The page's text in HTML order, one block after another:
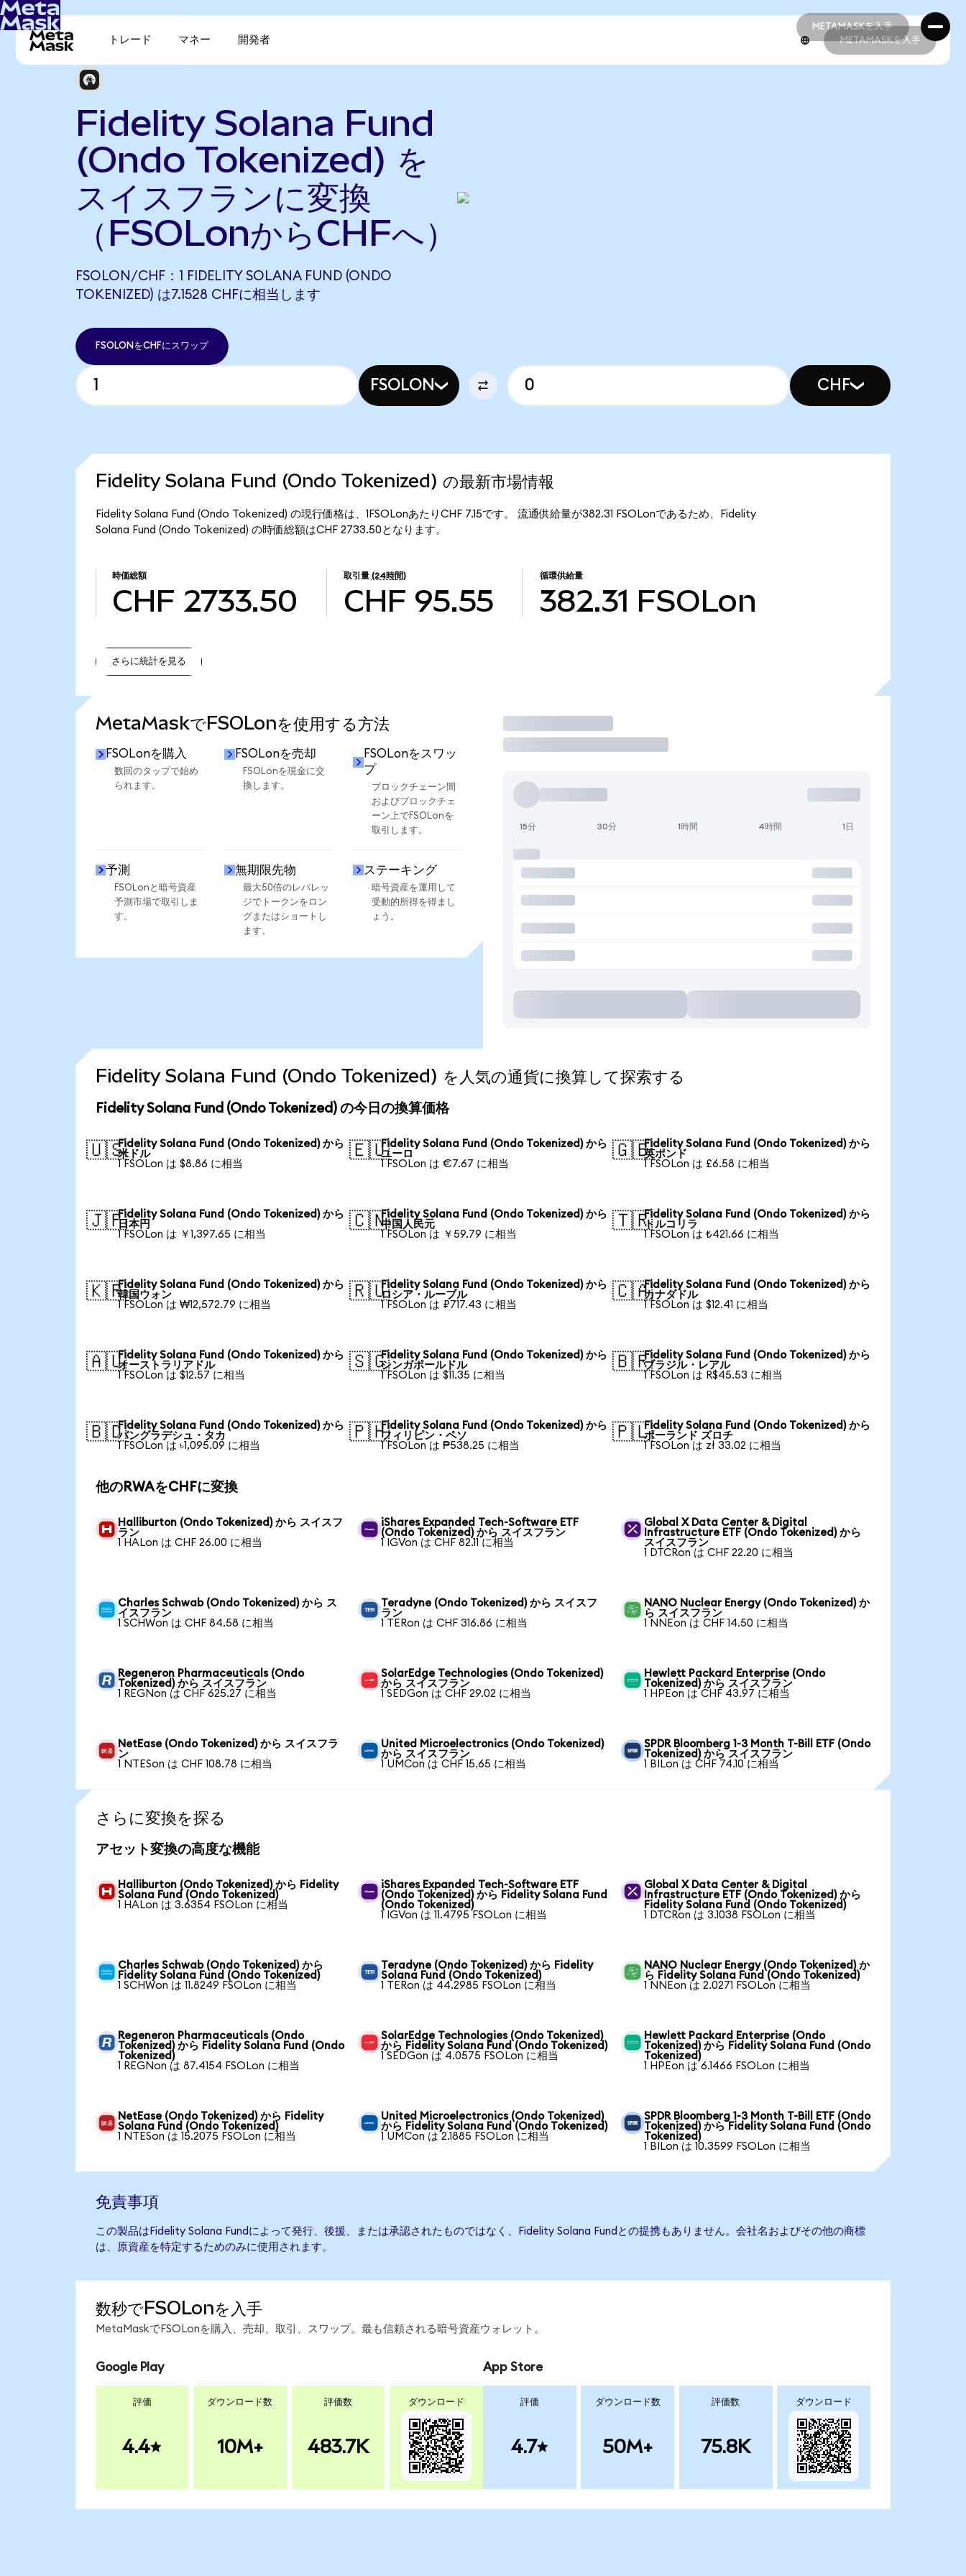
METAMASKを入手
METAMASKを入手
トレード マネー 開発者 METAMASKを入手
Fidelity Solana Fund
(Ondo Tokenized) を
スイスフランに変換
（FSOLonからCHFへ）
FSOLON/CHF：1 FIDELITY SOLANA FUND (ONDO
TOKENIZED) は7.1528 CHFに相当します
FSOLONをCHFにスワップ
FSOLON CHF
Fidelity Solana Fund (Ondo Tokenized) の最新市場情報
Fidelity Solana Fund (Ondo Tokenized) の現行価格は、1FSOLonあたりCHF 7.15です。 流通供給量が382.31 FSOLonであるため、Fidelity
Solana Fund (Ondo Tokenized) の時価総額はCHF 2733.50となります。
時価総額
CHF 2733.50
取引量 (24時間)
CHF 95.55
循環供給量
382.31 FSOLon
さらに統計を見る
MetaMaskでFSOLonを使用する方法
FSOLonを購入
数回のタップで始め
られます。
FSOLonを売却
FSOLonを現金に交
換します。
FSOLonをスワッ
プ
ブロックチェーン間
およびブロックチェ
ーン上でFSOLonを
取引します。
予測
FSOLonと暗号資産
予測市場で取引しま
す。
無期限先物
最大50倍のレバレッ
ジでトークンをロン
グまたはショートし
ます。
ステーキング
暗号資産を運用して
受動的所得を得まし
ょう。
取引
15分 30分 1時間 4時間 1日
Fidelity Solana Fund (Ondo Tokenized) を人気の通貨に換算して探索する
Fidelity Solana Fund (Ondo Tokenized) の今日の換算価格
🇺🇸Fidelity Solana Fund (Ondo Tokenized) から
米ドル
1 FSOLon は $8.86 に相当
🇪🇺Fidelity Solana Fund (Ondo Tokenized) から
ユーロ
1 FSOLon は €7.67 に相当
🇬🇧Fidelity Solana Fund (Ondo Tokenized) から
英ポンド
1 FSOLon は £6.58 に相当
🇯🇵Fidelity Solana Fund (Ondo Tokenized) から
日本円
1 FSOLon は ￥1,397.65 に相当
🇨🇳Fidelity Solana Fund (Ondo Tokenized) から
中国人民元
1 FSOLon は ￥59.79 に相当
🇹🇷Fidelity Solana Fund (Ondo Tokenized) から
トルコリラ
1 FSOLon は ₺421.66 に相当
🇰🇷Fidelity Solana Fund (Ondo Tokenized) から
韓国ウォン
1 FSOLon は ₩12,572.79 に相当
🇷🇺Fidelity Solana Fund (Ondo Tokenized) から
ロシア・ルーブル
1 FSOLon は ₽717.43 に相当
🇨🇦Fidelity Solana Fund (Ondo Tokenized) から
カナダドル
1 FSOLon は $12.41 に相当
🇦🇺Fidelity Solana Fund (Ondo Tokenized) から
オーストラリアドル
1 FSOLon は $12.57 に相当
🇸🇬Fidelity Solana Fund (Ondo Tokenized) から
シンガポールドル
1 FSOLon は $11.35 に相当
🇧🇷Fidelity Solana Fund (Ondo Tokenized) から
ブラジル・レアル
1 FSOLon は R$45.53 に相当
🇧🇩Fidelity Solana Fund (Ondo Tokenized) から
バングラデシュ・タカ
1 FSOLon は ৳1,095.09 に相当
🇵🇭Fidelity Solana Fund (Ondo Tokenized) から
フィリピン・ペソ
1 FSOLon は ₱538.25 に相当
🇵🇱Fidelity Solana Fund (Ondo Tokenized) から
ポーランド ズロチ
1 FSOLon は zł 33.02 に相当
他のRWAをCHFに変換
Halliburton (Ondo Tokenized) から スイスフ
ラン
1 HALon は CHF 26.00 に相当
iShares Expanded Tech-Software ETF
(Ondo Tokenized) から スイスフラン
1 IGVon は CHF 82.11 に相当
Global X Data Center & Digital
Infrastructure ETF (Ondo Tokenized) から
スイスフラン
1 DTCRon は CHF 22.20 に相当
Charles Schwab (Ondo Tokenized) から ス
イスフラン
1 SCHWon は CHF 84.58 に相当
Teradyne (Ondo Tokenized) から スイスフ
ラン
1 TERon は CHF 316.86 に相当
NANO Nuclear Energy (Ondo Tokenized) か
ら スイスフラン
1 NNEon は CHF 14.50 に相当
Regeneron Pharmaceuticals (Ondo
Tokenized) から スイスフラン
1 REGNon は CHF 625.27 に相当
SolarEdge Technologies (Ondo Tokenized)
から スイスフラン
1 SEDGon は CHF 29.02 に相当
Hewlett Packard Enterprise (Ondo
Tokenized) から スイスフラン
1 HPEon は CHF 43.97 に相当
NetEase (Ondo Tokenized) から スイスフラ
ン
1 NTESon は CHF 108.78 に相当
United Microelectronics (Ondo Tokenized)
から スイスフラン
1 UMCon は CHF 15.65 に相当
SPDR Bloomberg 1-3 Month T-Bill ETF (Ondo
Tokenized) から スイスフラン
1 BILon は CHF 74.10 に相当
さらに変換を探る
アセット変換の高度な機能
Halliburton (Ondo Tokenized) から Fidelity
Solana Fund (Ondo Tokenized)
1 HALon は 3.6354 FSOLon に相当
iShares Expanded Tech-Software ETF
(Ondo Tokenized) から Fidelity Solana Fund
(Ondo Tokenized)
1 IGVon は 11.4795 FSOLon に相当
Global X Data Center & Digital
Infrastructure ETF (Ondo Tokenized) から
Fidelity Solana Fund (Ondo Tokenized)
1 DTCRon は 3.1038 FSOLon に相当
Charles Schwab (Ondo Tokenized) から
Fidelity Solana Fund (Ondo Tokenized)
1 SCHWon は 11.8249 FSOLon に相当
Teradyne (Ondo Tokenized) から Fidelity
Solana Fund (Ondo Tokenized)
1 TERon は 44.2985 FSOLon に相当
NANO Nuclear Energy (Ondo Tokenized) か
ら Fidelity Solana Fund (Ondo Tokenized)
1 NNEon は 2.0271 FSOLon に相当
Regeneron Pharmaceuticals (Ondo
Tokenized) から Fidelity Solana Fund (Ondo
Tokenized)
1 REGNon は 87.4154 FSOLon に相当
SolarEdge Technologies (Ondo Tokenized)
から Fidelity Solana Fund (Ondo Tokenized)
1 SEDGon は 4.0575 FSOLon に相当
Hewlett Packard Enterprise (Ondo
Tokenized) から Fidelity Solana Fund (Ondo
Tokenized)
1 HPEon は 6.1466 FSOLon に相当
NetEase (Ondo Tokenized) から Fidelity
Solana Fund (Ondo Tokenized)
1 NTESon は 15.2075 FSOLon に相当
United Microelectronics (Ondo Tokenized)
から Fidelity Solana Fund (Ondo Tokenized)
1 UMCon は 2.1885 FSOLon に相当
SPDR Bloomberg 1-3 Month T-Bill ETF (Ondo
Tokenized) から Fidelity Solana Fund (Ondo
Tokenized)
1 BILon は 10.3599 FSOLon に相当
免責事項
この製品はFidelity Solana Fundによって発行、後援、または承認されたものではなく、Fidelity Solana Fundとの提携もありません。会社名およびその他の商標
は、原資産を特定するためのみに使用されます。
数秒でFSOLonを入手
MetaMaskでFSOLonを購入、売却、取引、スワップ。最も信頼される暗号資産ウォレット。
Google Play
評価
4.4
ダウンロード数
10M+
評価数
483.7K
ダウンロード
App Store
評価
4.7
ダウンロード数
50M+
評価数
75.8K
ダウンロード